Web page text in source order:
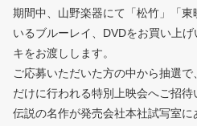
期間中、山野楽器にて「松竹」「
いるブルーレイ、DVDをお買い上
キをお渡しします。
ご応募いただいた方の中から抽選
だけに行われる特別上映会へご招待
伝説の名作が発売会社本社試写室